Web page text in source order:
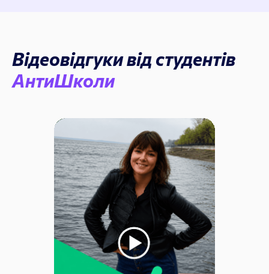
Відеовідгуки від студентів
АнтиШколи